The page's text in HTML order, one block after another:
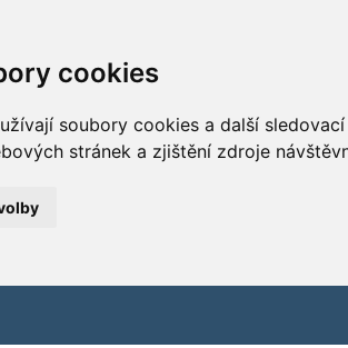
cookies
soubory cookies a další
stránek a zjištění zdroje